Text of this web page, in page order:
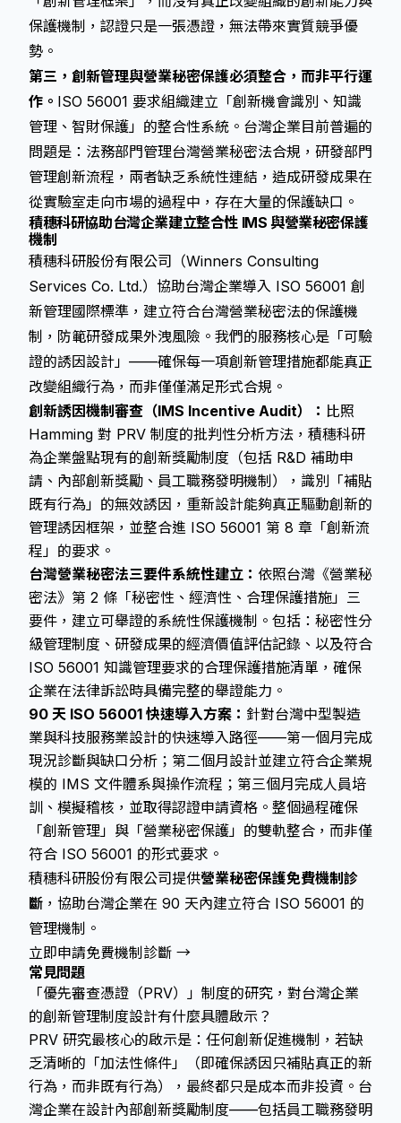
保護機制，認證只是一張憑證，無法帶來實質競爭優
勢。
第三，創新管理與營業秘密保護必須整合，而非平行運
作。 ISO 56001 要求組織建立「創新機會識別、知識
管理、智財保護」的整合性系統。台灣企業目前普遍的
問題是：法務部門管理台灣營業秘密法合規，研發部門
管理創新流程，兩者缺乏系統性連結，造成研發成果在
從實驗室走向市場的過程中，存在大量的保護缺口。
積穗科研協助台灣企業建立整合性 IMS 與營業秘密保護
機制
積穗科研股份有限公司（Winners Consulting
Services Co. Ltd.）協助台灣企業導入 ISO 56001 創
新管理國際標準，建立符合台灣營業秘密法的保護機
制，防範研發成果外洩風險。我們的服務核心是「可驗
證的誘因設計」——確保每一項創新管理措施都能真正
改變組織行為，而非僅僅滿足形式合規。
創新誘因機制審查（IMS Incentive Audit）： 比照
Hamming 對 PRV 制度的批判性分析方法，積穗科研
為企業盤點現有的創新獎勵制度（包括 R&D 補助申
請、內部創新獎勵、員工職務發明機制），識別「補貼
既有行為」的無效誘因，重新設計能夠真正驅動創新的
管理誘因框架，並整合進 ISO 56001 第 8 章「創新流
程」的要求。
台灣營業秘密法三要件系統性建立： 依照台灣《營業秘
密法》第 2 條「秘密性、經濟性、合理保護措施」三
要件，建立可舉證的系統性保護機制。包括：秘密性分
級管理制度、研發成果的經濟價值評估記錄、以及符合
ISO 56001 知識管理要求的合理保護措施清單，確保
企業在法律訴訟時具備完整的舉證能力。
90 天 ISO 56001 快速導入方案： 針對台灣中型製造
業與科技服務業設計的快速導入路徑——第一個月完成
現況診斷與缺口分析；第二個月設計並建立符合企業規
模的 IMS 文件體系與操作流程；第三個月完成人員培
訓、模擬稽核，並取得認證申請資格。整個過程確保
「創新管理」與「營業秘密保護」的雙軌整合，而非僅
符合 ISO 56001 的形式要求。
積穗科研股份有限公司提供營業秘密保護免費機制診
斷 ，協助台灣企業在 90 天內建立符合 ISO 56001 的
管理機制。
立即申請免費機制診斷 →
常見問題
「優先審查憑證（PRV）」制度的研究，對台灣企業
的創新管理制度設計有什麼具體啟示？
PRV 研究最核心的啟示是：任何創新促進機制，若缺
乏清晰的「加法性條件」（即確保誘因只補貼真正的新
行為，而非既有行為），最終都只是成本而非投資。台
灣企業在設計內部創新獎勵制度——包括員工職務發明